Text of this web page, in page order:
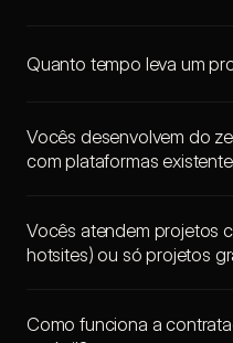
Quanto tempo leva um
Vocês desenvolvem do
com plataformas
Vocês atendem projetos
hotsites) ou só projetos
Como funciona a